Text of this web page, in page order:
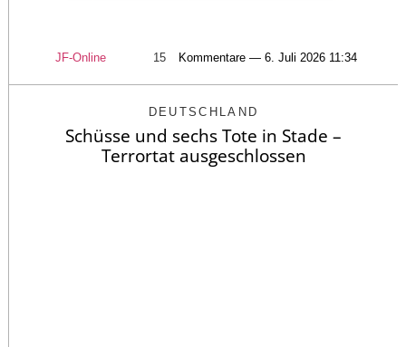
JF-Online 15 Kommentare — 6. Juli 2026 11:34
DEUTSCHLAND
Schüsse und sechs Tote in Stade –
Terrortat ausgeschlossen